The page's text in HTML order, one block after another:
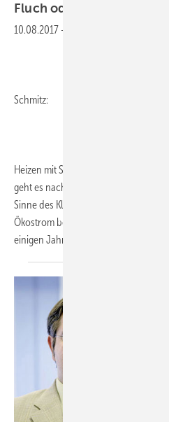
Fluch oder
10.08.2017 -
Schmitz:
Heizen mit Strom ist durch die
geht es nach der Bundesregierung,
Sinne des Klimaschutzes noch viel
Ökostrom betriebene Wärmepumpen
einigen Jahren,